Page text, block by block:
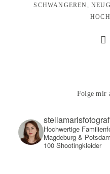
SCHWANGEREN,
Folge mir
Hochwertige
Magdeburg & Potsdam
100 Shootingkleider